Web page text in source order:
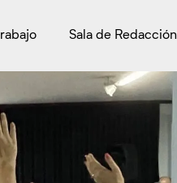
Sala de Redacción